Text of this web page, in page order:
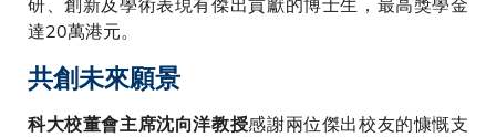
達20萬港元。
共創未來願景
科大校董會主席沈向洋教授感謝兩位傑出校友的慷慨支